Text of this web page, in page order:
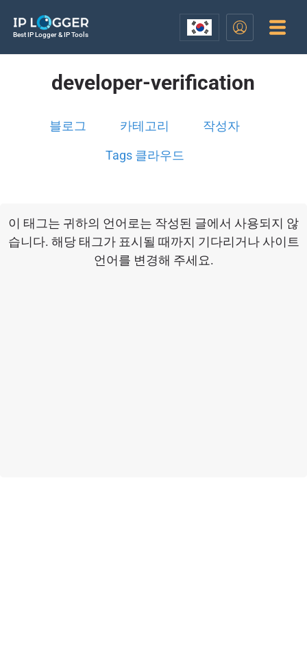
Best IP Logger & IP Tools
developer-verification
블로그 카테고리 작성자
Tags 클라우드